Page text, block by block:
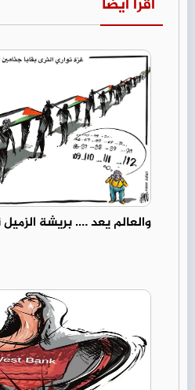
والعالم يعد …. بريشة